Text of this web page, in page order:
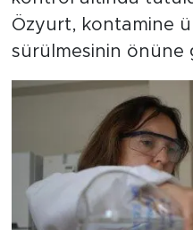
Özyurt, kontamine
sürülmesinin önüne